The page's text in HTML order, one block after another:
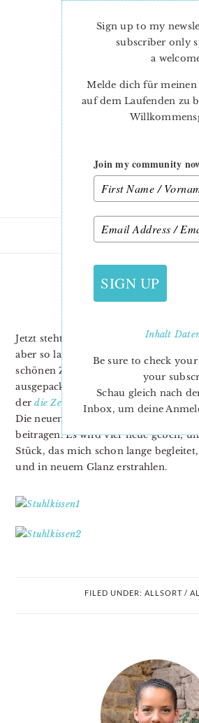
Jetzt steht noch mal eine Woche
aber so langsam wird unser neues
schönen Zuhause. Es sind zwar noch
ausgepackt, aber überall finden sich
derdie Zeit des Wartens
angenehm
Die neuen Küchenstuhlkissen
beitragen. Es wird vier neue geben,
Stück, das mich schon lange
und in neuem Glanz erstrahlen.
FILED UNDER: ALLSORT /
Sign up to my
subscriber only
a
Melde dich für
auf dem Laufenden zu
Join my community
SIGN UP
Inhalt
Be sure to check
your
Schau gleich nach
Inbox, um deine